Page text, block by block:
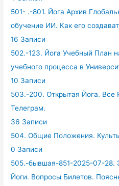
501- .-801. Йога Архив
обучение ИИ. Как его
16 Записи
502.-123. Йога Учебный План
учебного процесса в
10 Записи
503.-200. Открытая Йога. Все
Телеграм.
36 Записи
504. Общие Положения.
0 Записи
505.-бывшая-851-2025-07-28.
Йоги. Вопросы Билетов.